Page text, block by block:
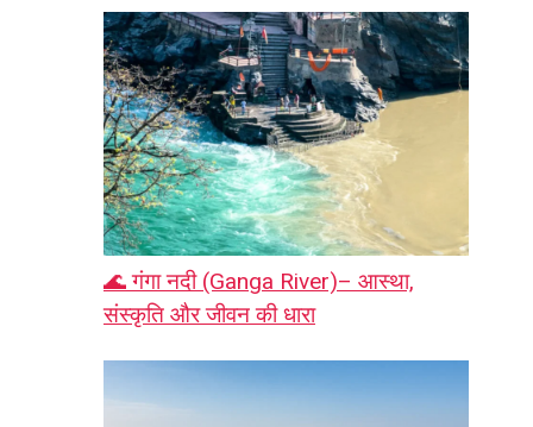
🌊 गंगा नदी (Ganga River)– आस्था,
संस्कृति और जीवन की धारा